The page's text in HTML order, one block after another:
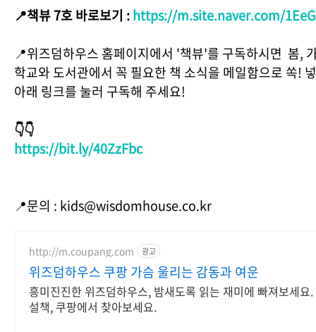
📍책뷰 7호 바로보기 :https://m.site.naver.com/
📍위즈덤하우스 홈페이지에서 '책뷰'를 구독하시면 봄,
학교와 도서관에서 꼭 필요한 책 소식을 메일함으로 쏙!
아래 링크를 눌러 구독해 주세요!
👇👇
https://bit.ly/40ZzFbc
📍문의 : kids@wisdomhouse.co.kr
http://m.coupang.com 광고
위즈덤하우스 쿠팡 가슴 울리는 감동과 여운
흥미진진한 위즈덤하우스, 밤새도록 읽는 재미에 빠져보세
설책, 쿠팡에서 찾아보세요.